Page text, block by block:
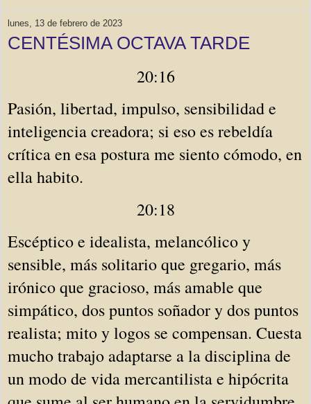
lunes, 13 de febrero de 2023
CENTÉSIMA OCTAVA TARDE
20:16
Pasión, libertad, impulso, sensibilidad e
inteligencia creadora; si eso es rebeldía
crítica en esa postura me siento cómodo, en
ella habito.
20:18
Escéptico e idealista, melancólico y
sensible, más solitario que gregario, más
irónico que gracioso, más amable que
simpático, dos puntos soñador y dos puntos
realista; mito y logos se compensan. Cuesta
mucho trabajo adaptarse a la disciplina de
un modo de vida mercantilista e hipócrita